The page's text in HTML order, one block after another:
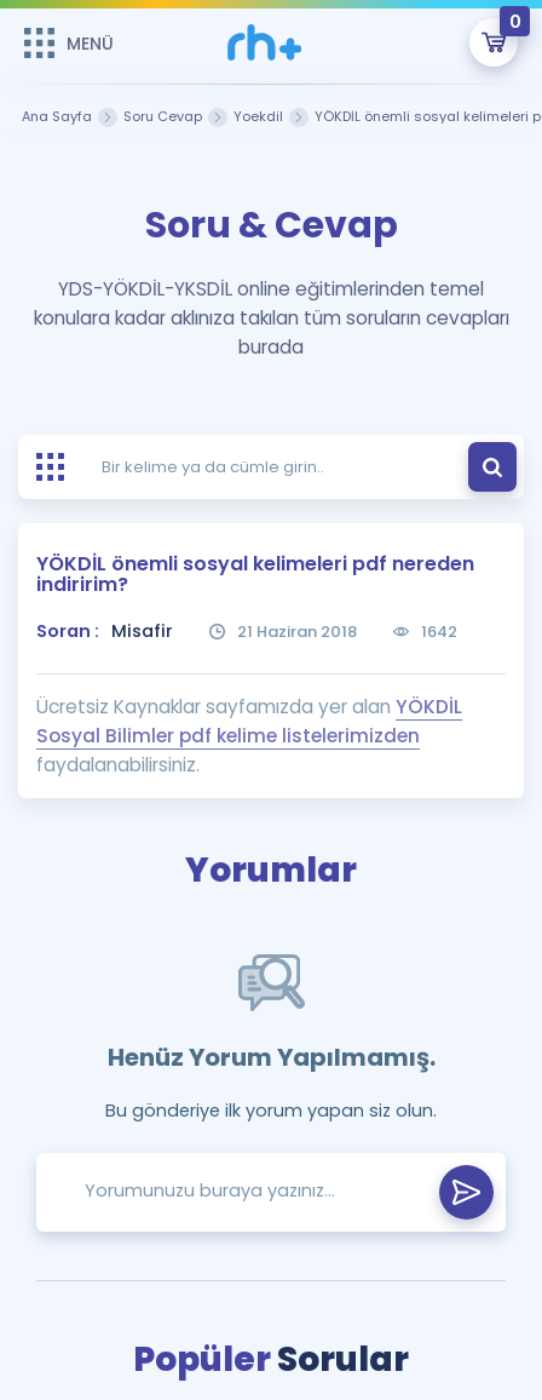
MENÜ
0
Şifremi Hatırlamıyorum
GİRİŞ YAP
Remzi Hoca ile seni sınava hazırlayacak onlarca eğitim seni
bekliyor!
MENÜ
Çalışma Paketleri
Kitaplar ve Kaynaklar
Ücretsiz Kaynaklar
Puan Hesaplama
Rehberlik Aracı
ÖSYM Sınav Takvimi
Kampanyalar
Blog
İngilizce Gramer
Hakkımızda
Ana Sayfa Soru Cevap Yoekdil YÖKDİL önemli sosyal kelimeleri
Soru & Cevap
YDS-YÖKDİL-YKSDİL online eğitimlerinden temel
konulara kadar aklınıza takılan tüm soruların cevapları
burada
YÖKDİL önemli sosyal kelimeleri pdf nereden
indiririm?
Soran : Misafir 21 Haziran 2018 1642
Ücretsiz Kaynaklar sayfamızda yer alan YÖKDİL
Sosyal Bilimler pdf kelime listelerimizden
faydalanabilirsiniz.
Yorumlar
Henüz Yorum Yapılmamış.
Bu gönderiye ilk yorum yapan siz olun.
PopülerSorular